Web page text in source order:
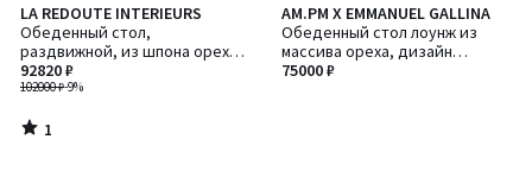
LA REDOUTE INTERIEURS
Обеденный стол,
раздвижной, из шпона ореха,
на 4–8 персон, AMORINO /
АМОРИНО
102000 ₽-9%
92820 ₽
1
/
5
1
/
AM.PM X EMMANUEL GALLINA
Обеденный стол лоунж из
массива ореха, дизайн
Эммануэля Галлина, MONCEAU /
75000 ₽